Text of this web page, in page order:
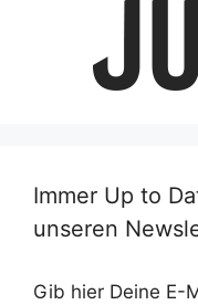
Immer Up to
unseren
Gib hier Deine E-